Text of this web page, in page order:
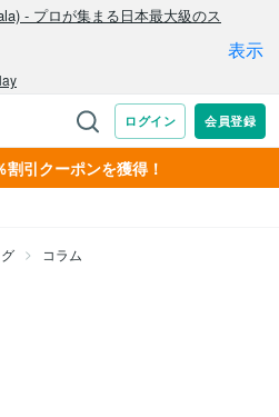
引クーポンを獲得！
コラム